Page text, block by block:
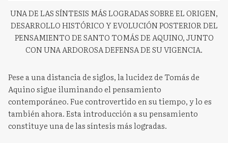
UNA DE LAS SÍNTESIS MÁS LOGRADAS SOBRE EL ORIGEN,
DESARROLLO HISTÓRICO Y EVOLUCIÓN POSTERIOR DEL
PENSAMIENTO DE SANTO TOMÁS DE AQUINO, JUNTO
CON UNA ARDOROSA DEFENSA DE SU VIGENCIA.
Pese a una distancia de siglos, la lucidez de Tomás de
Aquino sigue iluminando el pensamiento
contemporáneo. Fue controvertido en su tiempo, y lo es
también ahora. Esta introducción a su pensamiento
constituye una de las síntesis más logradas.